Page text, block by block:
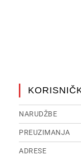
NARUDŽBE
PREUZIMANJA
ADRESE